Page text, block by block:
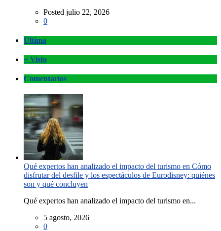
Posted julio 22, 2026
0
Última
+ Visto
Comentarios
Qué expertos han analizado el impacto del turismo en Cómo
disfrutar del desfile y los espectáculos de Eurodisney: quiénes
son y qué concluyen
Qué expertos han analizado el impacto del turismo en...
5 agosto, 2026
0